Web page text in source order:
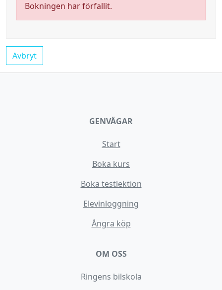
Bokningen har förfallit.
Avbryt
GENVÄGAR
Start
Boka kurs
Boka testlektion
Elevinloggning
Ångra köp
OM OSS
Ringens bilskola